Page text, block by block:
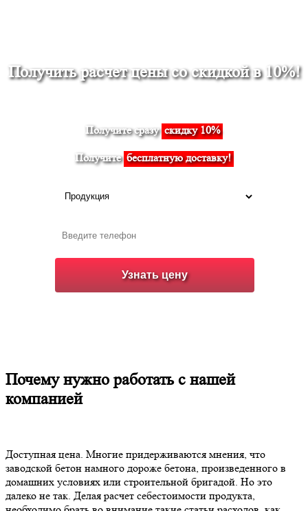
Получить расчет цены со скидкой в 10%!
Получите сразу скидку 10%
Получите бесплатную доставку!
Почему нужно работать с нашей
компанией
Доступная цена. Многие придерживаются мнения, что
заводской бетон намного дороже бетона, произведенного в
домашних условиях или строительной бригадой. Но это
далеко не так. Делая расчет себестоимости продукта,